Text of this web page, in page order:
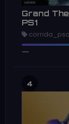
Grand
PS1
4